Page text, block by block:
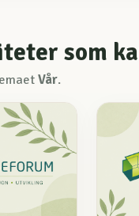
som
Vår.